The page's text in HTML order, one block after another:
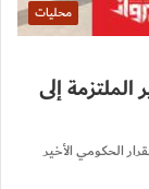
محليات
إلى
الحكومي الأخير